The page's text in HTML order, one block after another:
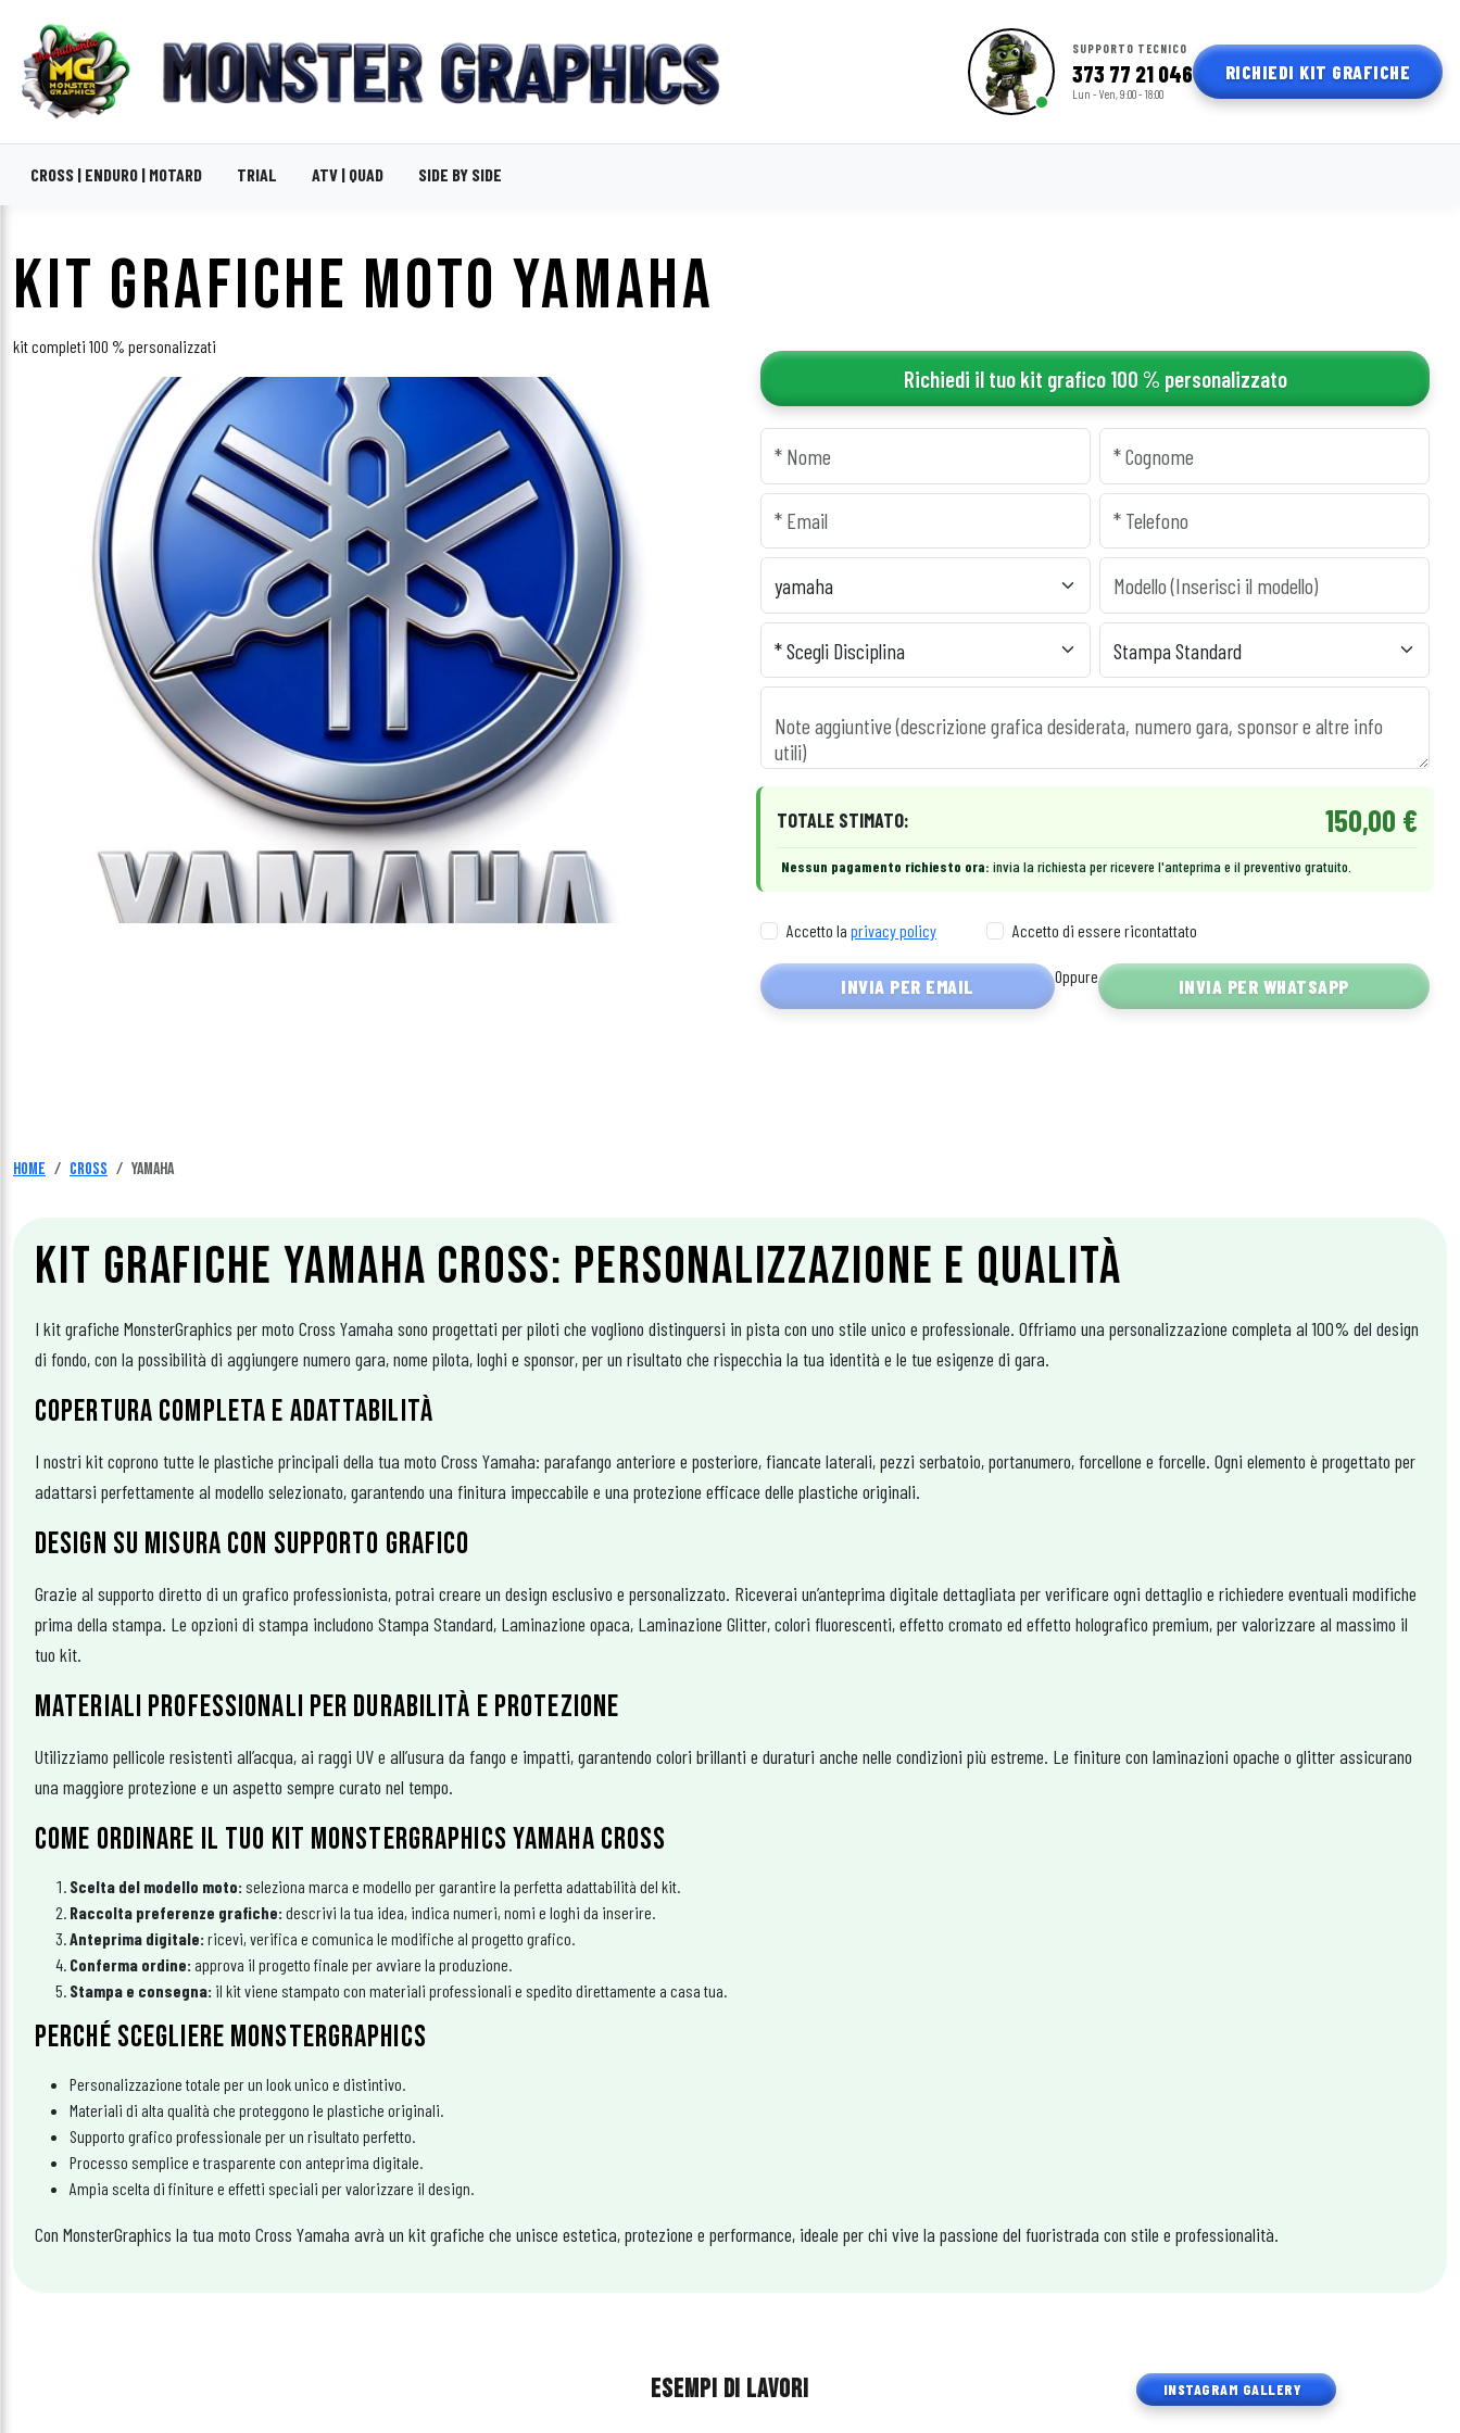
SUPPORTO TECNICO
373 77 21 046
Lun - Ven, 9:00 - 18:00
RICHIEDI KIT GRAFICHE
CROSS | ENDURO | MOTARD TRIAL ATV | QUAD SIDE BY SIDE
KIT GRAFICHE MOTO YAMAHA
kit completi 100 % personalizzati
Richiedi il tuo kit grafico 100 % personalizzato
TOTALE STIMATO: 150,00 €
Nessun pagamento richiesto ora: invia la richiesta per ricevere l'anteprima e il preventivo gratuito.
Accetto la privacy policy Accetto di essere ricontattato
INVIA PER EMAIL Oppure INVIA PER WHATSAPP
Home Cross Yamaha
KIT GRAFICHE YAMAHA CROSS: PERSONALIZZAZIONE E QUALITÀ
I kit grafiche MonsterGraphics per moto Cross Yamaha sono progettati per piloti che vogliono distinguersi in pista con uno stile unico e professionale. Offriamo una personalizzazione completa al 100% del design
di fondo, con la possibilità di aggiungere numero gara, nome pilota, loghi e sponsor, per un risultato che rispecchia la tua identità e le tue esigenze di gara.
COPERTURA COMPLETA E ADATTABILITÀ
I nostri kit coprono tutte le plastiche principali della tua moto Cross Yamaha: parafango anteriore e posteriore, fiancate laterali, pezzi serbatoio, portanumero, forcellone e forcelle. Ogni elemento è progettato per
adattarsi perfettamente al modello selezionato, garantendo una finitura impeccabile e una protezione efficace delle plastiche originali.
DESIGN SU MISURA CON SUPPORTO GRAFICO
Grazie al supporto diretto di un grafico professionista, potrai creare un design esclusivo e personalizzato. Riceverai un’anteprima digitale dettagliata per verificare ogni dettaglio e richiedere eventuali modifiche
prima della stampa. Le opzioni di stampa includono Stampa Standard, Laminazione opaca, Laminazione Glitter, colori fluorescenti, effetto cromato ed effetto holografico premium, per valorizzare al massimo il
tuo kit.
MATERIALI PROFESSIONALI PER DURABILITÀ E PROTEZIONE
Utilizziamo pellicole resistenti all’acqua, ai raggi UV e all’usura da fango e impatti, garantendo colori brillanti e duraturi anche nelle condizioni più estreme. Le finiture con laminazioni opache o glitter assicurano
una maggiore protezione e un aspetto sempre curato nel tempo.
COME ORDINARE IL TUO KIT MONSTERGRAPHICS YAMAHA CROSS
Scelta del modello moto: seleziona marca e modello per garantire la perfetta adattabilità del kit.
Raccolta preferenze grafiche:descrivi la tua idea, indica numeri, nomi e loghi da inserire.
Anteprima digitale:ricevi, verifica e comunica le modifiche al progetto grafico.
Conferma ordine:approva il progetto finale per avviare la produzione.
Stampa e consegna: il kit viene stampato con materiali professionali e spedito direttamente a casa tua.
PERCHÉ SCEGLIERE MONSTERGRAPHICS
Personalizzazione totale per un look unico e distintivo.
Materiali di alta qualità che proteggono le plastiche originali.
Supporto grafico professionale per un risultato perfetto.
Processo semplice e trasparente con anteprima digitale.
Ampia scelta di finiture e effetti speciali per valorizzare il design.
Con MonsterGraphics la tua moto Cross Yamaha avrà un kit grafiche che unisce estetica, protezione e performance, ideale per chi vive la passione del fuoristrada con stile e professionalità.
ESEMPI DI LAVORI INSTAGRAM GALLERY